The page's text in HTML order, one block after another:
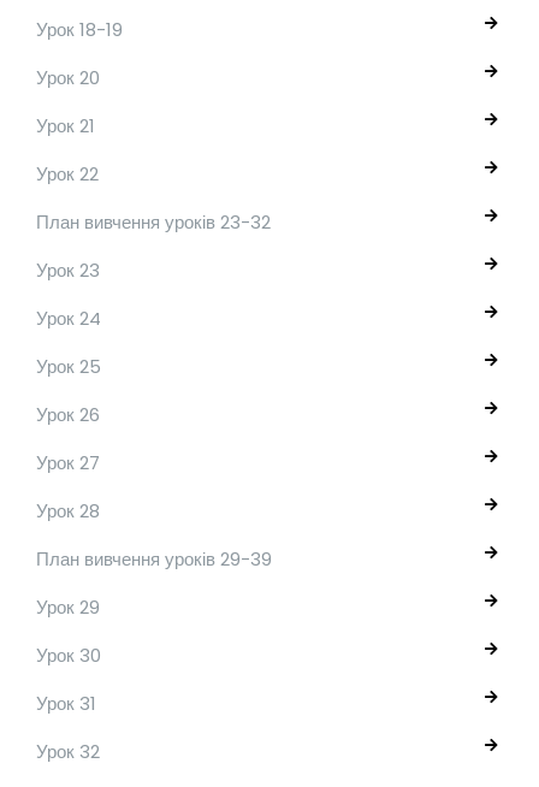
Урок 18-19
Урок 20
Урок 21
Урок 22
План вивчення уроків 23-32
Урок 23
Урок 24
Урок 25
Урок 26
Урок 27
Урок 28
План вивчення уроків 29-39
Урок 29
Урок 30
Урок 31
Урок 32